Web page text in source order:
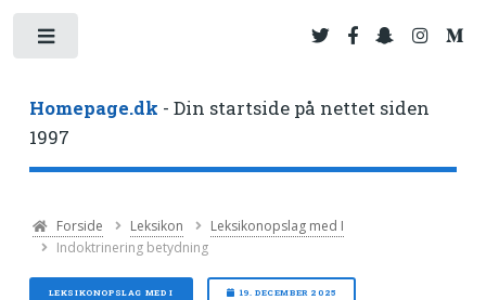
Homepage.dk - Din startside på nettet siden
1997
Forside Leksikon
Leksikonopslag med I
Indoktrinering betydning
LEKSIKONOPSLAG MED I 19. DECEMBER 2025